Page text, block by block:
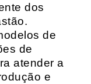
dos
de
de
atender a
e